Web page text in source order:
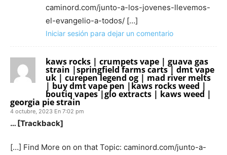
caminord.com/junto-a-los-jovenes-llevemos-
el-evangelio-a-todos/ […]
Iniciar sesión para dejar un comentario
kaws rocks | crumpets vape | guava gas
strain |springfield farms carts | dmt vape
uk | curepen legend og | mad river melts
| buy dmt vape pen |kaws rocks weed |
boutiq vapes |glo extracts | kaws weed |
georgia pie strain
4 octubre, 2023 En 7:02 pm
… [Trackback]
[…] Find More on on that Topic: caminord.com/junto-a-